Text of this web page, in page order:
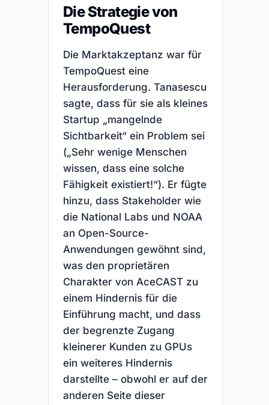
Die Strategie von
TempoQuest
Die Marktakzeptanz war für
TempoQuest eine
Herausforderung. Tanasescu
sagte, dass für sie als kleines
Startup „mangelnde
Sichtbarkeit“ ein Problem sei
(„Sehr wenige Menschen
wissen, dass eine solche
Fähigkeit existiert!“). Er fügte
hinzu, dass Stakeholder wie
die National Labs und NOAA
an Open-Source-
Anwendungen gewöhnt sind,
was den proprietären
Charakter von AceCAST zu
einem Hindernis für die
Einführung macht, und dass
der begrenzte Zugang
kleinerer Kunden zu GPUs
ein weiteres Hindernis
darstellte – obwohl er auf der
anderen Seite dieser